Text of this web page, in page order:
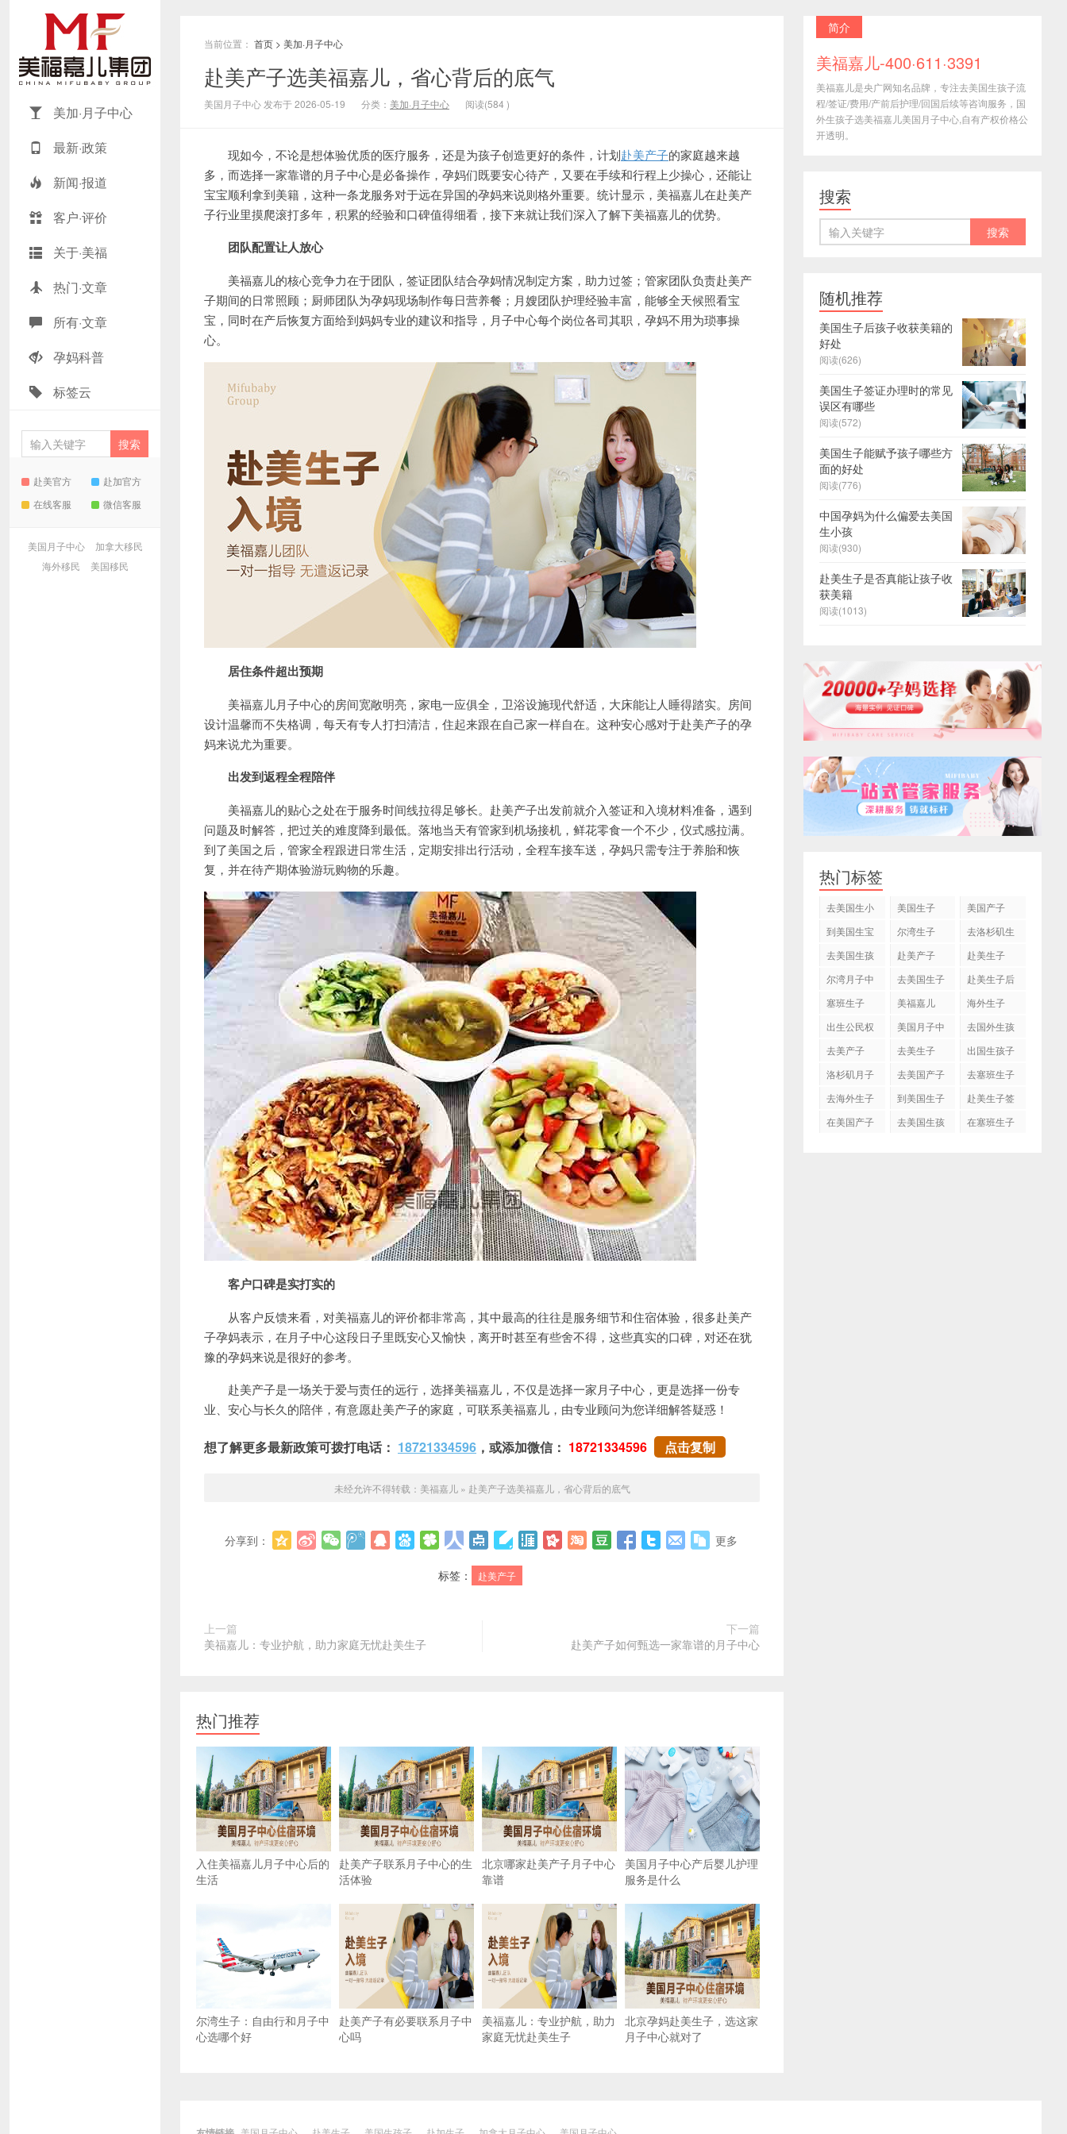
美加·月子中心
最新·政策
新闻·报道
客户·评价
关于·美福
热门·文章
所有·文章
孕妈科普
标签云
赴美官方
赴加官方
在线客服
微信客服
美国月子中心
加拿大移民
海外移民
美国移民
当前位置： 首页 > 美加·月子中心
赴美产子选美福嘉儿，省心背后的底气
美国月子中心 发布于 2026-05-19 分类： 美加·月子中心 阅读(584 )
现如今，不论是想体验优质的医疗服务，还是为孩子创造更好的条件，计划赴美产子的家庭越来越
多，而选择一家靠谱的月子中心是必备操作，孕妈们既要安心待产，又要在手续和行程上少操心，还能让
宝宝顺利拿到美籍，这种一条龙服务对于远在异国的孕妈来说则格外重要。统计显示，美福嘉儿在赴美产
子行业里摸爬滚打多年，积累的经验和口碑值得细看，接下来就让我们深入了解下美福嘉儿的优势。
团队配置让人放心
美福嘉儿的核心竞争力在于团队，签证团队结合孕妈情况制定方案，助力过签；管家团队负责赴美产
子期间的日常照顾；厨师团队为孕妈现场制作每日营养餐；月嫂团队护理经验丰富，能够全天候照看宝
宝，同时在产后恢复方面给到妈妈专业的建议和指导，月子中心每个岗位各司其职，孕妈不用为琐事操
心。
居住条件超出预期
美福嘉儿月子中心的房间宽敞明亮，家电一应俱全，卫浴设施现代舒适，大床能让人睡得踏实。房间
设计温馨而不失格调，每天有专人打扫清洁，住起来跟在自己家一样自在。这种安心感对于赴美产子的孕
妈来说尤为重要。
出发到返程全程陪伴
美福嘉儿的贴心之处在于服务时间线拉得足够长。赴美产子出发前就介入签证和入境材料准备，遇到
问题及时解答，把过关的难度降到最低。落地当天有管家到机场接机，鲜花零食一个不少，仪式感拉满。
到了美国之后，管家全程跟进日常生活，定期安排出行活动，全程车接车送，孕妈只需专注于养胎和恢
复，并在待产期体验游玩购物的乐趣。
客户口碑是实打实的
从客户反馈来看，对美福嘉儿的评价都非常高，其中最高的往往是服务细节和住宿体验，很多赴美产
子孕妈表示，在月子中心这段日子里既安心又愉快，离开时甚至有些舍不得，这些真实的口碑，对还在犹
豫的孕妈来说是很好的参考。
赴美产子是一场关于爱与责任的远行，选择美福嘉儿，不仅是选择一家月子中心，更是选择一份专
业、安心与长久的陪伴，有意愿赴美产子的家庭，可联系美福嘉儿，由专业顾问为您详细解答疑惑！
想了解更多最新政策可拨打电话： 18721334596 ，或添加微信： 18721334596 点击复制
未经允许不得转载： 美福嘉儿» 赴美产子选美福嘉儿，省心背后的底气
分享到： 更多
标签： 赴美产子
上一篇
美福嘉儿：专业护航，助力家庭无忧赴美生子
下一篇
赴美产子如何甄选一家靠谱的月子中心
热门推荐
入住美福嘉儿月子中心后的
生活
赴美产子联系月子中心的生
活体验
北京哪家赴美产子月子中心
靠谱
美国月子中心产后婴儿护理
服务是什么
尔湾生子：自由行和月子中
心选哪个好
赴美产子有必要联系月子中
心吗
美福嘉儿：专业护航，助力
家庭无忧赴美生子
北京孕妈赴美生子，选这家
月子中心就对了
简介
美福嘉儿-400·611·3391
美福嘉儿是央广网知名品牌，专注去美国生孩子流
程/签证/费用/产前后护理/回国后续等咨询服务，国
外生孩子选美福嘉儿美国月子中心,自有产权价格公
开透明。
搜索
随机推荐
美国生子后孩子收获美籍的
好处
阅读(626)
美国生子签证办理时的常见
误区有哪些
阅读(572)
美国生子能赋予孩子哪些方
面的好处
阅读(776)
中国孕妈为什么偏爱去美国
生小孩
阅读(930)
赴美生子是否真能让孩子收
获美籍
阅读(1013)
热门标签
去美国生小
美国生子
美国产子
到美国生宝
尔湾生子
去洛杉矶生
去美国生孩
赴美产子
赴美生子
尔湾月子中
去美国生子
赴美生子后
塞班生子
美福嘉儿
海外生子
出生公民权
美国月子中
去国外生孩
去美产子 去美生子
出国生孩子
洛杉矶月子
去美国产子
去塞班生子
去海外生子
到美国生子
赴美生子签
在美国产子
去美国生孩
在塞班生子